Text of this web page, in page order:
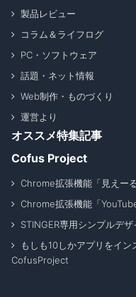
製品レビュー
コラム＆ライフログ
PC・ソフトウェア
話題・ネット情報
Web制作・ものづくり
運営より
オススメ特集記事
Cofus Project
Chrome拡張機能「見えー
Chrome拡張機能「
STINGER専用シンプルデザ
もしも10しかアプリをイン
CofusProject